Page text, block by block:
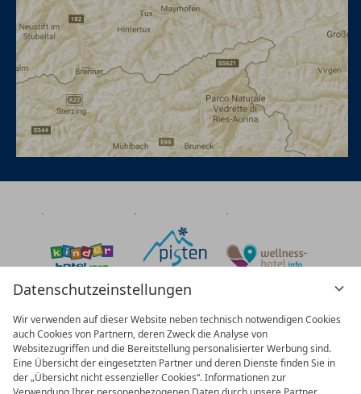
Datenschutzeinstellungen
Wir verwenden auf dieser Website neben technisch notwendigen Cookies
auch Cookies von Partnern, deren Zweck die Analyse von
Websitezugriffen und die Bereitstellung personalisierter Werbung sind.
Eine Übersicht der eingesetzten Partner und deren Dienste finden Sie in
der „Übersicht nicht essenzieller Cookies“. Informationen zur